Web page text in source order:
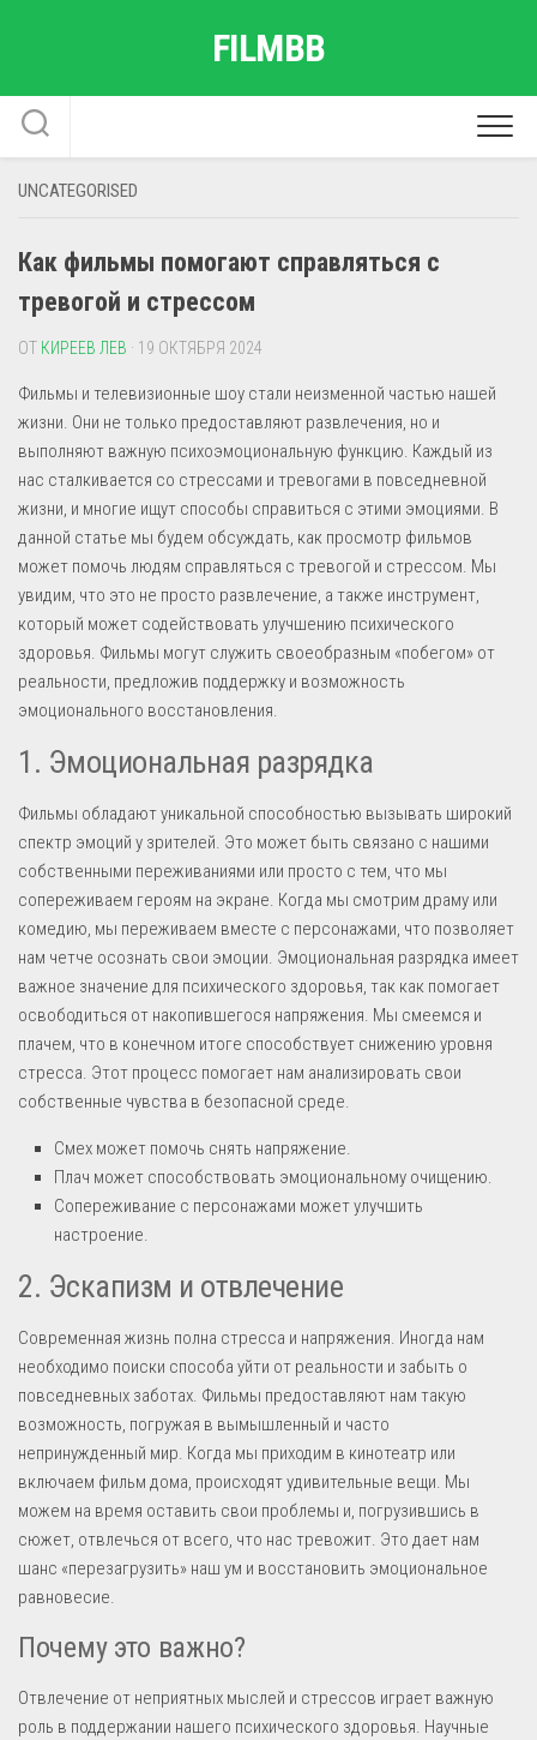
FILMBB
UNCATEGORISED
Как фильмы помогают справляться с
тревогой и стрессом
ОТ КИРЕЕВ ЛЕВ · 19 ОКТЯБРЯ 2024
Фильмы и телевизионные шоу стали неизменной частью нашей
жизни. Они не только предоставляют развлечения, но и
выполняют важную психоэмоциональную функцию. Каждый из
нас сталкивается со стрессами и тревогами в повседневной
жизни, и многие ищут способы справиться с этими эмоциями. В
данной статье мы будем обсуждать, как просмотр фильмов
может помочь людям справляться с тревогой и стрессом. Мы
увидим, что это не просто развлечение, а также инструмент,
который может содействовать улучшению психического
здоровья. Фильмы могут служить своеобразным «побегом» от
реальности, предложив поддержку и возможность
эмоционального восстановления.
1. Эмоциональная разрядка
Фильмы обладают уникальной способностью вызывать широкий
спектр эмоций у зрителей. Это может быть связано с нашими
собственными переживаниями или просто с тем, что мы
сопереживаем героям на экране. Когда мы смотрим драму или
комедию, мы переживаем вместе с персонажами, что позволяет
нам четче осознать свои эмоции. Эмоциональная разрядка имеет
важное значение для психического здоровья, так как помогает
освободиться от накопившегося напряжения. Мы смеемся и
плачем, что в конечном итоге способствует снижению уровня
стресса. Этот процесс помогает нам анализировать свои
собственные чувства в безопасной среде.
Смех может помочь снять напряжение.
Плач может способствовать эмоциональному очищению.
Сопереживание с персонажами может улучшить
настроение.
2. Эскапизм и отвлечение
Современная жизнь полна стресса и напряжения. Иногда нам
необходимо поиски способа уйти от реальности и забыть о
повседневных заботах. Фильмы предоставляют нам такую
возможность, погружая в вымышленный и часто
непринужденный мир. Когда мы приходим в кинотеатр или
включаем фильм дома, происходят удивительные вещи. Мы
можем на время оставить свои проблемы и, погрузившись в
сюжет, отвлечься от всего, что нас тревожит. Это дает нам
шанс «перезагрузить» наш ум и восстановить эмоциональное
равновесие.
Почему это важно?
Отвлечение от неприятных мыслей и стрессов играет важную
роль в поддержании нашего психического здоровья. Научные